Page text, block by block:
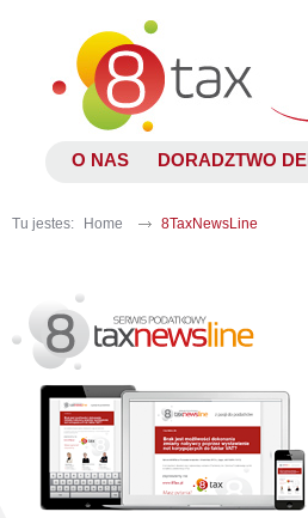
O NAS DORADZTWO
Tu jestes: Home 8TaxNewsLine